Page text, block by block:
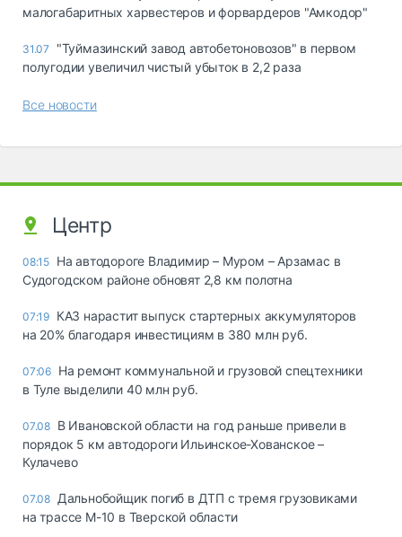
малогабаритных харвестеров и форвардеров "Амкодор"
31.07
"Туймазинский завод автобетоновозов" в первом
полугодии увеличил чистый убыток в 2,2 раза
Все новости
Центр
08:15 На автодороге Владимир – Муром – Арзамас в
Судогодском районе обновят 2,8 км полотна
07:19 КАЗ нарастит выпуск стартерных аккумуляторов
на 20% благодаря инвестициям в 380 млн руб.
07:06 На ремонт коммунальной и грузовой спецтехники
в Туле выделили 40 млн руб.
07.08 В Ивановской области на год раньше привели в
порядок 5 км автодороги Ильинское-Хованское –
Кулачево
07.08 Дальнобойщик погиб в ДТП с тремя грузовиками
на трассе М-10 в Тверской области